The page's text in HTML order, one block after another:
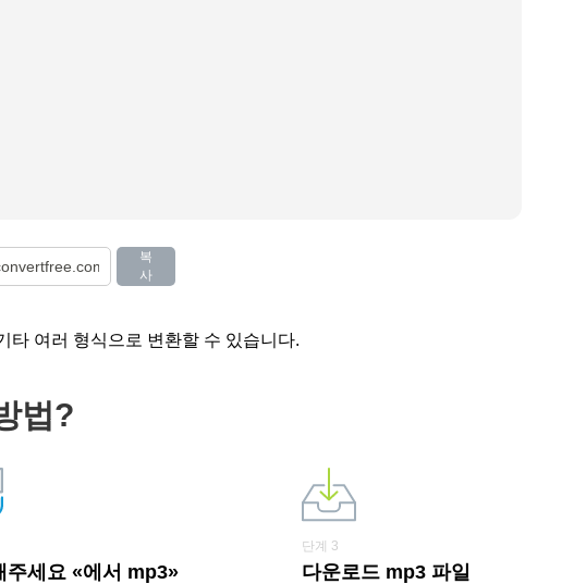
복
사
타 여러 형식으로 변환할 수 있습니다.
법?
주세요 «에서 mp3»
단계 3
다운로드 mp3 파일